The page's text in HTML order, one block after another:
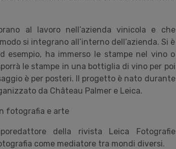
al lavoro nell’azienda vinicola e che
si integrano all’interno dell’azienda. Si è
esempio, ha immerso le stampe nel vino o
le stampe in una bottiglia di vino per poi
è per posteri. Il progetto è nato durante
da Château Palmer e Leica.
fotografia e arte
della rivista Leica Fotografie
come mediatore tra mondi diversi.